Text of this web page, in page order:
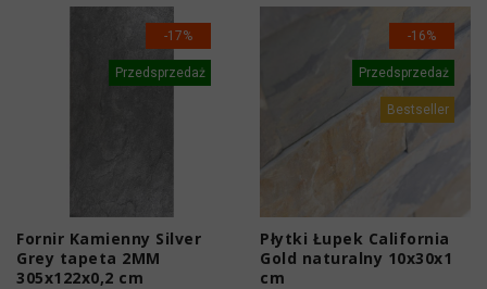
-17%
Przedsprzedaż
Fornir Kamienny Silver
Grey tapeta 2MM
305x122x0,2 cm
-16%
Przedsprzedaż
Bestseller
Płytki Łupek California
Gold naturalny 10x30x1
cm